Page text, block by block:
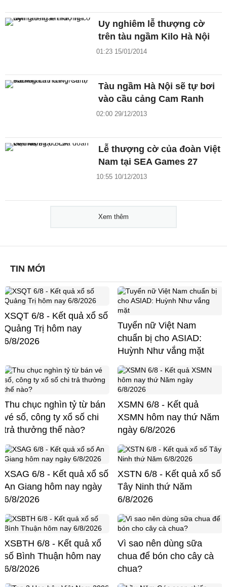
Uy nghiêm lễ thượng cờ
trên tàu ngầm Kilo Hà Nội
01:23 15/01/2014
Tàu ngầm Hà Nội sẽ tự bơi
vào cầu cảng Cam Ranh
02:00 29/12/2013
Lễ thượng cờ của đoàn Việt
Nam tại SEA Games 27
10:55 10/12/2013
Xem thêm
TIN MỚI
XSQT 6/8 - Kết quả xổ số
Quảng Trị hôm nay
6/8/2026
Tuyển nữ Việt Nam
chuẩn bị cho ASIAD:
Huỳnh Như vắng mặt
Thu chục nghìn tỷ từ bán
vé số, công ty xổ số chi
trả thưởng thế nào?
XSMN 6/8 - Kết quả
XSMN hôm nay thứ Năm
ngày 6/8/2026
XSAG 6/8 - Kết quả xổ số
An Giang hôm nay ngày
6/8/2026
XSTN 6/8 - Kết quả xổ số
Tây Ninh thứ Năm
6/8/2026
XSBTH 6/8 - Kết quả xổ
số Bình Thuận hôm nay
6/8/2026
Vì sao nên dùng sữa
chua để bón cho cây cà
chua?